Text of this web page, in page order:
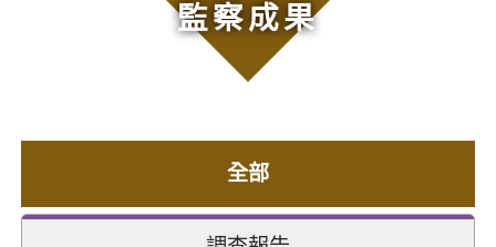
監察成果
全部